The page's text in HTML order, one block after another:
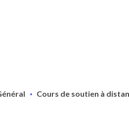
Cours de soutien à